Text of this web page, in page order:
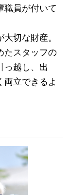
職員が付いて
切な財産。
たスタッフの
っ越し、出
両立できるよ